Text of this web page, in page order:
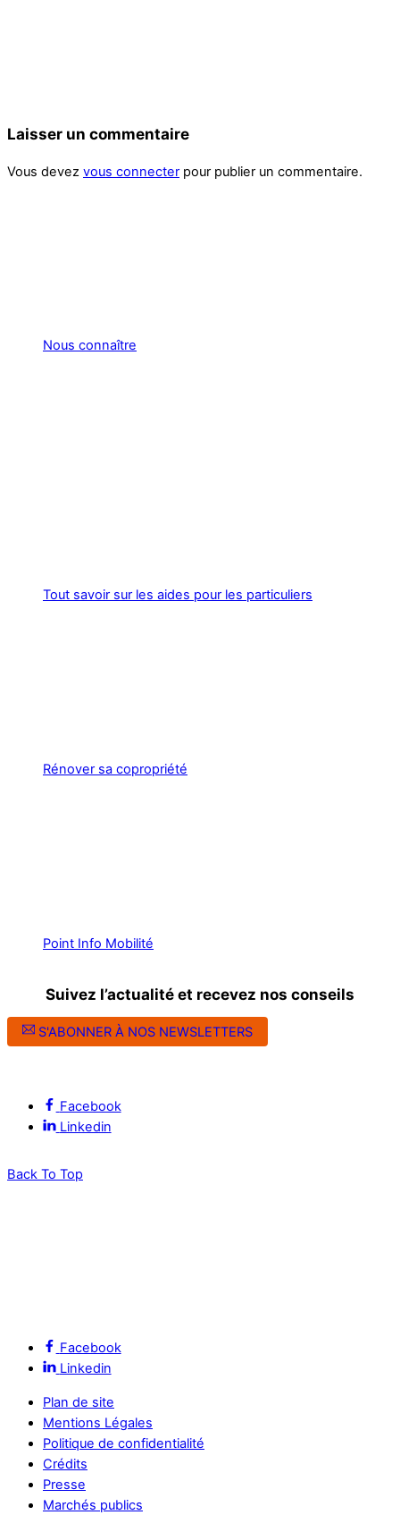
Laisser un commentaire
Vous devez vous connecter pour publier un commentaire.
Nous connaître
Tout savoir sur les aides pour les particuliers
Rénover sa copropriété
Point Info Mobilité
Suivez l’actualité et recevez nos conseils
S'ABONNER À NOS NEWSLETTERS
Facebook
Linkedin
Back To Top
Facebook
Linkedin
Plan de site
Mentions Légales
Politique de confidentialité
Crédits
Presse
Marchés publics